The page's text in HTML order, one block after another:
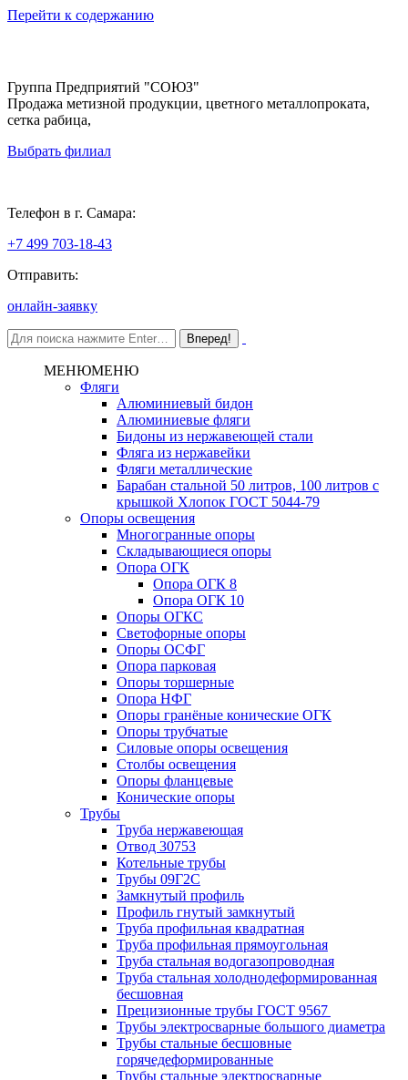
Перейти к содержанию
Группа Предприятий "СОЮЗ"
Продажа метизной продукции, цветного металлопроката,
сетка рабица,
Выбрать филиал
Телефон в г. Самара:
+7 499 703-18-43
Отправить:
онлайн-заявку
МЕНЮМЕНЮ
Фляги
Алюминиевый бидон
Алюминиевые фляги
Бидоны из нержавеющей стали
Фляга из нержавейки
Фляги металлические
Барабан стальной 50 литров, 100 литров с
крышкой Хлопок ГОСТ 5044-79
Опоры освещения
Многогранные опоры
Складывающиеся опоры
Опора ОГК
Опора ОГК 8
Опора ОГК 10
Опоры ОГКС
Светофорные опоры
Опоры ОСФГ
Опора парковая
Опоры торшерные
Опора НФГ
Опоры гранёные конические ОГК
Опоры трубчатые
Силовые опоры освещения
Столбы освещения
Опоры фланцевые
Конические опоры
Трубы
Труба нержавеющая
Отвод 30753
Котельные трубы
Трубы 09Г2С
Замкнутый профиль
Профиль гнутый замкнутый
Труба профильная квадратная
Труба профильная прямоугольная
Труба стальная водогазопроводная
Труба стальная холоднодеформированная
бесшовная
Прецизионные трубы ГОСТ 9567
Трубы электросварные большого диаметра
Трубы стальные бесшовные
горячедеформированные
Трубы стальные электросварные